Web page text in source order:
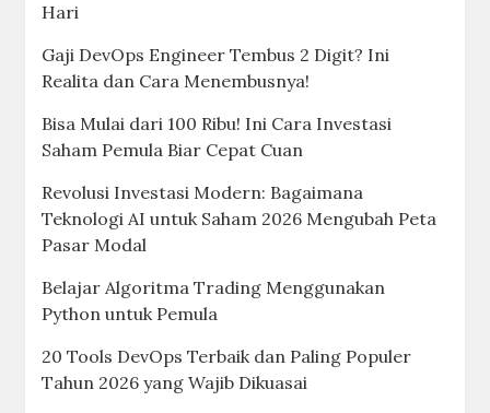
Hari
Gaji DevOps Engineer Tembus 2 Digit? Ini
Realita dan Cara Menembusnya!
Bisa Mulai dari 100 Ribu! Ini Cara Investasi
Saham Pemula Biar Cepat Cuan
Revolusi Investasi Modern: Bagaimana
Teknologi AI untuk Saham 2026 Mengubah Peta
Pasar Modal
Belajar Algoritma Trading Menggunakan
Python untuk Pemula
20 Tools DevOps Terbaik dan Paling Populer
Tahun 2026 yang Wajib Dikuasai